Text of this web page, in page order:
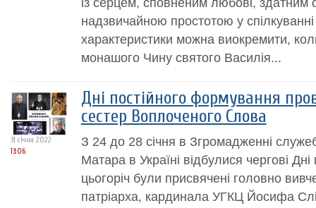
надзвичайною простотою у
характеристики можна виокремити,
монашого Чину святого Василія...
31 січня 2022
13:06
Дні постійного формування
сестер Воплоченого Слова
З 24 до 28 січня в Згромадженні
Матара в Україні відбулися чергові
цьогоріч були присвячені головно
патріарха, кардинала УГКЦ Йосифа